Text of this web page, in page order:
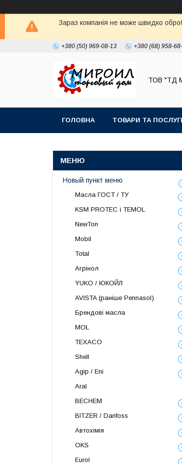
Зараз компанія не може швидко
+380 (50) 969-08-13 +380 (68) 958-
ТОВ "ТД
ГОЛОВНА ТОВАРИ ТА
Новый пункт меню
Масла ГОСТ / ТУ
KSM PROTEC і TEMOL
NewTon
Mobil
Total
Агрінол
YUKO / ЮКОЙЛ
AVISTA (раніше Pennasol)
Брендові масла
MOL
TEXACO
Shell
Agip / Eni
Aral
BECHEM
BITZER / Danfoss
Автохімія
OKS
Eurol